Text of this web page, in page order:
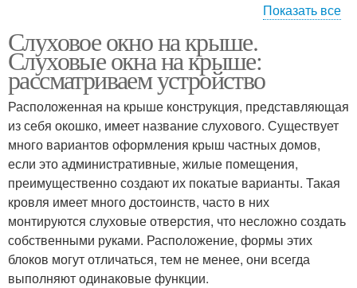
Вальмовая крыша
Показать все
Слуховое окно на крыше.
Слуховые окна на крыше:
рассматриваем устройство
Расположенная на крыше конструкция, представляющая
из себя окошко, имеет название слухового. Существует
много вариантов оформления крыш частных домов,
если это административные, жилые помещения,
преимущественно создают их покатые варианты. Такая
кровля имеет много достоинств, часто в них
монтируются слуховые отверстия, что несложно создать
собственными руками. Расположение, формы этих
блоков могут отличаться, тем не менее, они всегда
выполняют одинаковые функции.